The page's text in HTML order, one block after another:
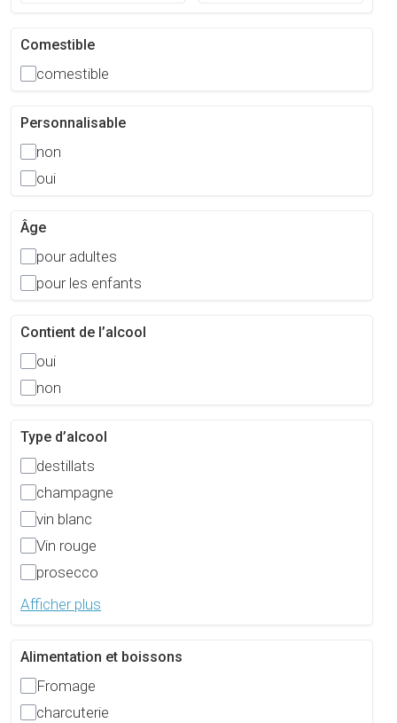
Comestible
comestible
Personnalisable
non
oui
Âge
pour adultes
pour les enfants
Contient de l’alcool
oui
non
Type d’alcool
destillats
champagne
vin blanc
Vin rouge
prosecco
Afficher plus
Alimentation et boissons
Fromage
charcuterie